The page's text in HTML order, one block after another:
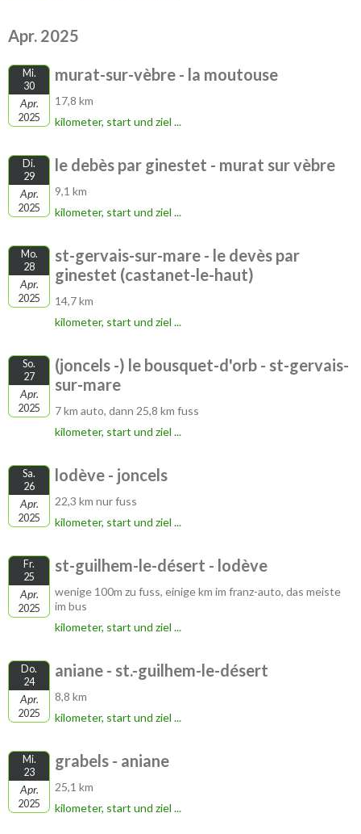
Apr. 2025
Mi.
30
Apr.
2025
murat-sur-vèbre - la moutouse
17,8 km
kilometer, start und ziel ...
Di.
29
Apr.
2025
le debès par ginestet - murat sur vèbre
9,1 km
kilometer, start und ziel ...
Mo.
28
Apr.
2025
st-gervais-sur-mare - le devès par
ginestet (castanet-le-haut)
14,7 km
kilometer, start und ziel ...
So.
27
Apr.
2025
(joncels -) le bousquet-d'orb - st-gervais-
sur-mare
7 km auto, dann 25,8 km fuss
kilometer, start und ziel ...
Sa.
26
Apr.
2025
lodève - joncels
22,3 km nur fuss
kilometer, start und ziel ...
Fr.
25
Apr.
2025
st-guilhem-le-désert - lodève
wenige 100m zu fuss, einige km im franz-auto, das meiste
im bus
kilometer, start und ziel ...
Do.
24
Apr.
2025
aniane - st.-guilhem-le-désert
8,8 km
kilometer, start und ziel ...
Mi.
23
Apr.
2025
grabels - aniane
25,1 km
kilometer, start und ziel ...